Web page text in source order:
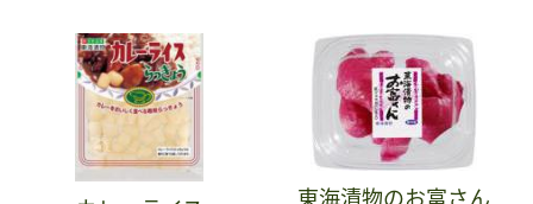
東海漬物のお富さん